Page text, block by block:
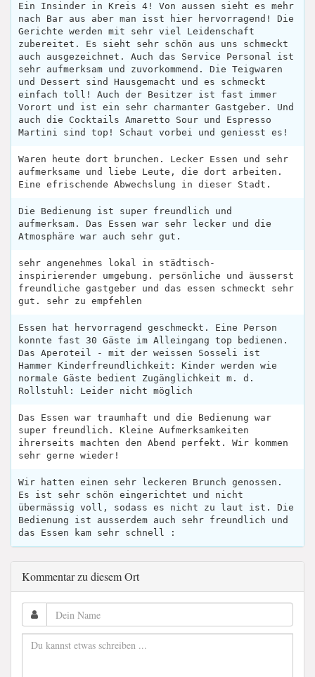
Ein Insinder in Kreis 4! Von aussen sieht es mehr
nach Bar aus aber man isst hier hervorragend! Die
Gerichte werden mit sehr viel Leidenschaft
zubereitet. Es sieht sehr schön aus uns schmeckt
auch ausgezeichnet. Auch das Service Personal ist
sehr aufmerksam und zuvorkommend. Die Teigwaren
und Dessert sind Hausgemacht und es schmeckt
einfach toll! Auch der Besitzer ist fast immer
Vorort und ist ein sehr charmanter Gastgeber. Und
auch die Cocktails Amaretto Sour und Espresso
Martini sind top! Schaut vorbei und geniesst es!
Waren heute dort brunchen. Lecker Essen und sehr
aufmerksame und liebe Leute, die dort arbeiten.
Eine efrischende Abwechslung in dieser Stadt.
Die Bedienung ist super freundlich und
aufmerksam. Das Essen war sehr lecker und die
Atmosphäre war auch sehr gut.
sehr angenehmes lokal in städtisch-
inspirierender umgebung. persönliche und äusserst
freundliche gastgeber und das essen schmeckt sehr
gut. sehr zu empfehlen
Essen hat hervorragend geschmeckt. Eine Person
konnte fast 30 Gäste im Alleingang top bedienen.
Das Aperoteil - mit der weissen Sosseli ist
Hammer Kinderfreundlichkeit: Kinder werden wie
normale Gäste bedient Zugänglichkeit m. d.
Rollstuhl: Leider nicht möglich
Das Essen war traumhaft und die Bedienung war
super freundlich. Kleine Aufmerksamkeiten
ihrerseits machten den Abend perfekt. Wir kommen
sehr gerne wieder!
Wir hatten einen sehr leckeren Brunch genossen.
Es ist sehr schön eingerichtet und nicht
übermässig voll, sodass es nicht zu laut ist. Die
Bedienung ist ausserdem auch sehr freundlich und
das Essen kam sehr schnell :
Kommentar zu diesem Ort